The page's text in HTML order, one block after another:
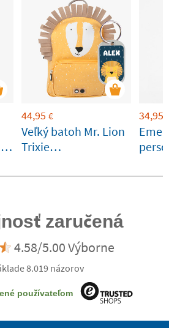
44,95 €
Veľký batoh Mr. Lion
Trixie
34,95
zaručená
4.58/5.00 Výborne
8.019 názorov
používateľom